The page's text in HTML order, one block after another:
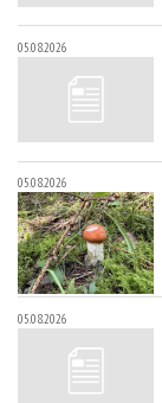
05.08.2026
05.08.2026
05.08.2026